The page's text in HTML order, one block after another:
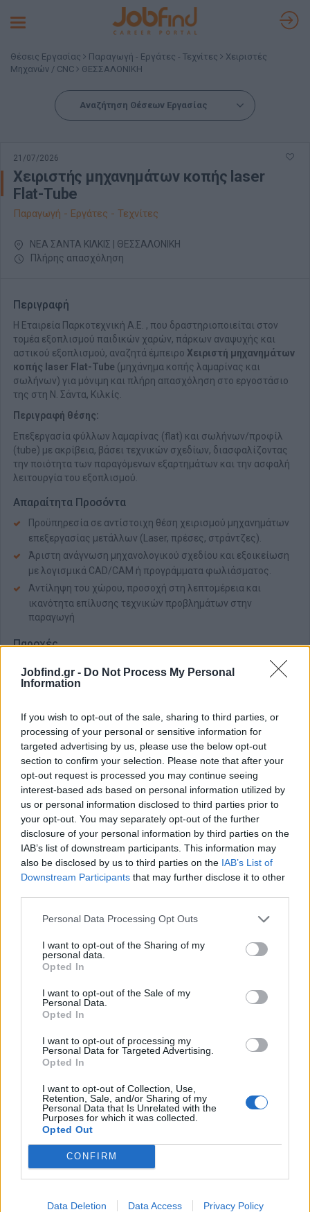
Jobfind.gr - Do Not Process My Personal
Information
If you wish to opt-out of the sale, sharing to third parties, or
processing of your personal or sensitive information for
targeted advertising by us, please use the below opt-out
section to confirm your selection. Please note that after your
opt-out request is processed you may continue seeing
interest-based ads based on personal information utilized by
us or personal information disclosed to third parties prior to
your opt-out. You may separately opt-out of the further
disclosure of your personal information by third parties on the
IAB’s list of downstream participants. This information may
also be disclosed by us to third parties on the IAB’s List of
Downstream Participants that may further disclose it to other
Personal Data Processing Opt Outs
I want to opt-out of the Sharing of my
personal data.
Opted In
I want to opt-out of the Sale of my
Personal Data.
Opted In
I want to opt-out of processing my
Personal Data for Targeted Advertising.
Opted In
I want to opt-out of Collection, Use,
Retention, Sale, and/or Sharing of my
Personal Data that Is Unrelated with the
Purposes for which it was collected.
Opted Out
CONFIRM
Data Deletion Data Access Privacy Policy
Toggle
Θέσεις Εργασίας Παραγωγή - Εργάτες - Τεχνίτες
Χειριστές
Μηχανών / CNC
ΘΕΣΣΑΛΟΝΙΚΗ
Αναζήτηση Θέσεων Εργασίας
21/07/2026
Χειριστής μηχανημάτων κοπής laser
Flat-Tube
Παραγωγή - Εργάτες - Τεχνίτες
ΝΕΑ ΣΑΝΤΑ ΚΙΛΚΙΣ | ΘΕΣΣΑΛΟΝΙΚΗ
Πλήρης απασχόληση
Περιγραφή
Η Εταιρεία Παρκοτεχνική Α.Ε. , που δραστηριοποιείται στον
τομέα εξοπλισμού παιδικών χαρών, πάρκων αναψυχής και
αστικού εξοπλισμού, αναζητά έμπειρο Χειριστή μηχανημάτων
κοπής laser Flat-Tube (μηχάνημα κοπής λαμαρίνας και
σωλήνων) για μόνιμη και πλήρη απασχόληση στο εργοστάσιο
της στη Ν. Σάντα, Κιλκίς.
Περιγραφή θέσης:
Επεξεργασία φύλλων λαμαρίνας (flat) και σωλήνων/προφίλ
(tube) με ακρίβεια, βάσει τεχνικών σχεδίων, διασφαλίζοντας
την ποιότητα των παραγόμενων εξαρτημάτων και την ασφαλή
λειτουργία του εξοπλισμού.
Απαραίτητα Προσόντα
Προϋπηρεσία σε αντίστοιχη θέση χειρισμού μηχανημάτων
επεξεργασίας μετάλλων (Laser, πρέσες, στράντζες).
Άριστη ανάγνωση μηχανολογικού σχεδίου και εξοικείωση
με λογισμικά CAD/CAM ή προγράμματα φωλιάσματος.
Αντίληψη του χώρου, προσοχή στη λεπτομέρεια και
ικανότητα επίλυσης τεχνικών προβλημάτων στην
παραγωγή
Παροχές
Συνεχής εκπαίδευση
Ιδιωτική ασφάλεια
Αίτηση - Αποστολή Βιογραφικού
Σας ενδιαφέρει η θέση εργασίας; Εγγραφείτε για να στείλετε το
βιογραφικό σας στην εταιρεία.
Εγγραφή Είσοδος
Θέσεις εργασίας
Όλες οι Θέσεις Εργασίας
Θέσεις Εργασίας ανά Ειδικότητα